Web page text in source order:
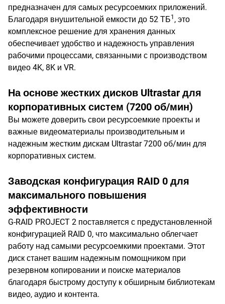
предназначен для самых ресурсоемких приложений.
Благодаря внушительной емкости до 52 ТБ1 , это
комплексное решение для хранения данных
обеспечивает удобство и надежность управления
рабочими процессами, связанными с производством
видео 4K, 8K и VR.
На основе жестких дисков Ultrastar для
корпоративных систем (7200 об/мин)
Вы можете доверить свои ресурсоемкие проекты и
важные видеоматериалы производительным и
надежным жестким дискам Ultrastar 7200 об/мин для
корпоративных систем.
Заводская конфигурация RAID 0 для
максимального повышения
эффективности
G-RAID PROJECT 2 поставляется с предустановленной
конфигурацией RAID 0, что максимально облегчает
работу над самыми ресурсоемкими проектами. Этот
диск станет вашим надежным помощником при
резервном копировании и поиске материалов
благодаря быстрому доступу к обширным библиотекам
видео, аудио и контента.